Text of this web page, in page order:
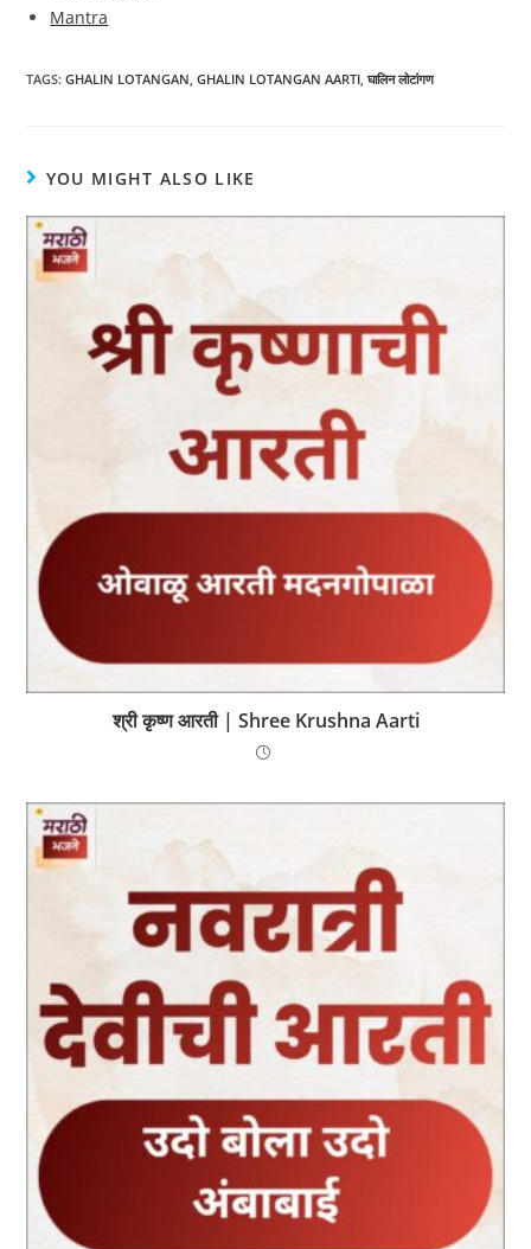
Mantra
TAGS:GHALIN LOTANGAN, GHALIN LOTANGAN AARTI, घालिन लोटांगण
YOU MIGHT ALSO LIKE
श्री कृष्ण आरती | Shree Krushna Aarti